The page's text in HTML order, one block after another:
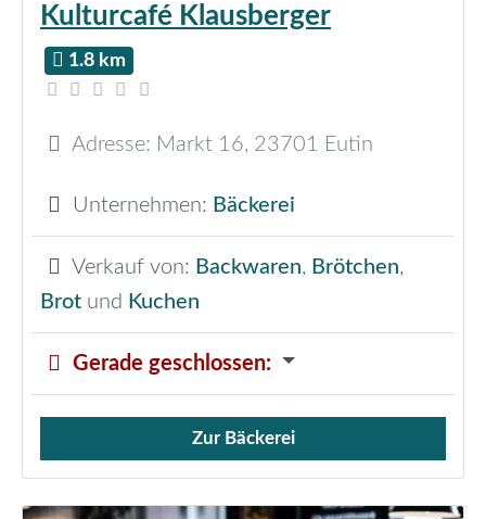
Kulturcafé Klausberger
1.8 km
Adresse: Markt 16, 23701 Eutin
Unternehmen: Bäckerei
Verkauf von: Backwaren, Brötchen,
Brot und Kuchen
Gerade geschlossen:
Verkauf von Brötchen,
Zur Bäckerei